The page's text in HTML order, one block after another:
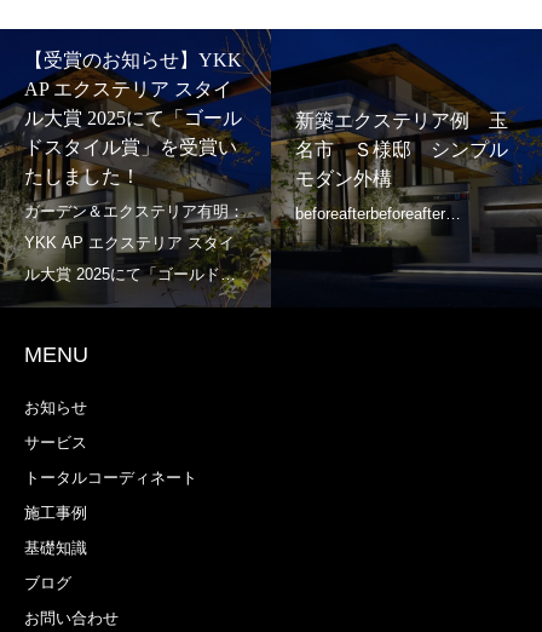
【受賞のお知らせ】YKK
AP エクステリア スタイ
ル大賞 2025にて「ゴール
ドスタイル賞」を受賞い
たしました！
新築エクステリア例 玉
名市 Ｓ様邸 シンプル
モダン外構
MENU
お知らせ
サービス
トータルコーディネート
施工事例
基礎知識
ブログ
お問い合わせ